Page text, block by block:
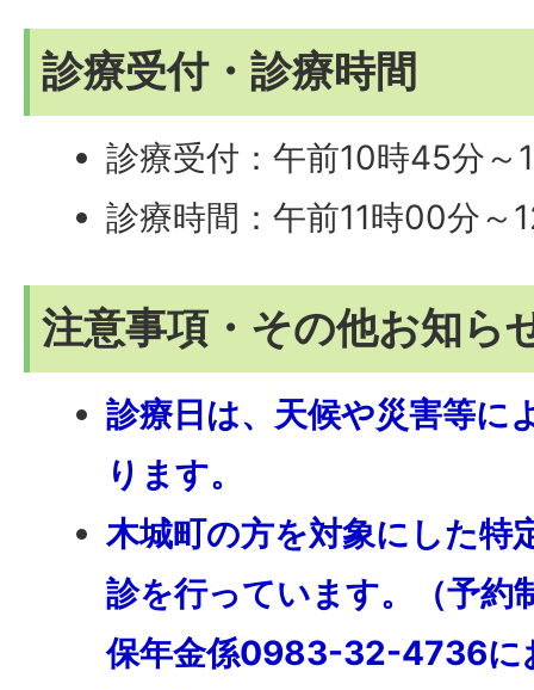
診療受付・診療時間
診療受付：午前10時45分～
診療時間：午前11時00分
注意事項・その他お知ら
診療日は、天候や災害等に
ります。
木城町の方を対象にした特
診を行っています。（予約
保年金係0983-32-4736に